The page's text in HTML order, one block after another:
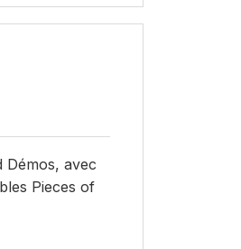
Démos, avec
Pieces of